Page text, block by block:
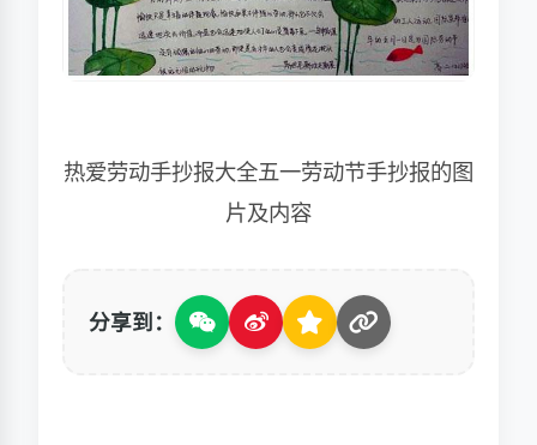
热爱劳动手抄报大全五一劳动节手抄报的图
片及内容
分享到：